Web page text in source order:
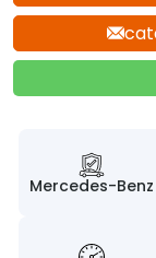
Mercedes-Benz